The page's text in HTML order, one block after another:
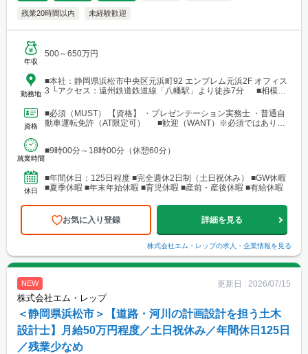
残業20時間以内 未経験歓迎
年収
500～650万円
勤務地
■本社：静岡県浜松市中央区元浜町92 エンブレム元浜2F オフィス
3 └アクセス：遠州鉄道鉄道線「八幡駅」より徒歩7分 ■相模原
「橋本駅」よりバス25分
資格
■必須（MUST） 【資格】 ・プレゼンテーション実務士 ・普通自
動車運転免許（AT限定可） ■歓迎（WANT）※必須ではありま
就業時間
■9時00分～18時00分（休憩60分）
休日
■年間休日：125日程度 ■完全週休2日制（土日祝休み） ■GW休暇
■夏季休暇 ■年末年始休暇 ■育児休暇 ■産前・産後休暇 ■有給休暇
お気に入り登録 詳細を見る
株式会社エム・レップの求人・企業情報を見る
NEW 更新日 : 2026/07/15
株式会社エム・レップ
＜静岡県浜松市＞【道路・河川の計画設計を担う土木
設計士】月給50万円程度／土日祝休み／年間休日125日
／残業少なめ